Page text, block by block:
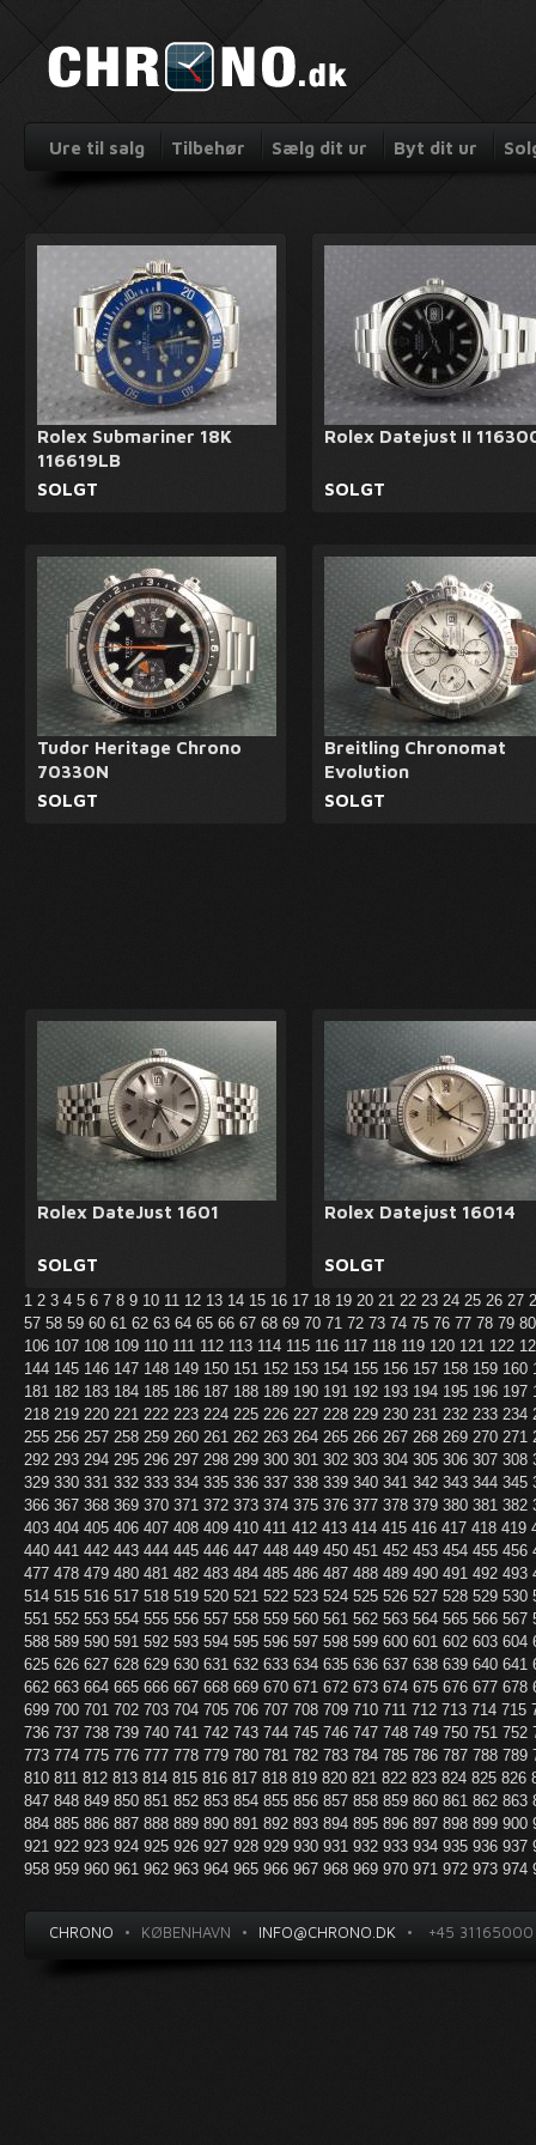
Ure til salg Tilbehør Sælg dit ur Byt dit ur
Rolex Submariner 18K
116619LB
SOLGT
Rolex Datejust II
SOLGT
Tudor Heritage Chrono
70330N
SOLGT
Breitling Chronomat
Evolution
SOLGT
Rolex DateJust 1601
SOLGT
Rolex Datejust 16014
SOLGT
1 2 3 4 5 6 7 8 9 10 11 12 13 14 15 16 17 18 19 20 21 22 23 24 25 26 27
57 58 59 60 61 62 63 64 65 66 67 68 69 70 71 72 73 74 75 76 77 78 79
106 107 108 109 110 111 112 113 114 115 116 117 118 119 120 121 122
144 145 146 147 148 149 150 151 152 153 154 155 156 157 158 159 160
181 182 183 184 185 186 187 188 189 190 191 192 193 194 195 196 197
218 219 220 221 222 223 224 225 226 227 228 229 230 231 232 233 234
255 256 257 258 259 260 261 262 263 264 265 266 267 268 269 270 271
292 293 294 295 296 297 298 299 300 301 302 303 304 305 306 307 308
329 330 331 332 333 334 335 336 337 338 339 340 341 342 343 344 345
366 367 368 369 370 371 372 373 374 375 376 377 378 379 380 381 382
403 404 405 406 407 408 409 410 411 412 413 414 415 416 417 418 419
440 441 442 443 444 445 446 447 448 449 450 451 452 453 454 455 456
477 478 479 480 481 482 483 484 485 486 487 488 489 490 491 492 493
514 515 516 517 518 519 520 521 522 523 524 525 526 527 528 529 530
551 552 553 554 555 556 557 558 559 560 561 562 563 564 565 566 567
588 589 590 591 592 593 594 595 596 597 598 599 600 601 602 603 604
625 626 627 628 629 630 631 632 633 634 635 636 637 638 639 640 641
662 663 664 665 666 667 668 669 670 671 672 673 674 675 676 677 678
699 700 701 702 703 704 705 706 707 708 709 710 711 712 713 714 715
736 737 738 739 740 741 742 743 744 745 746 747 748 749 750 751 752
773 774 775 776 777 778 779 780 781 782 783 784 785 786 787 788 789
810 811 812 813 814 815 816 817 818 819 820 821 822 823 824 825 826
847 848 849 850 851 852 853 854 855 856 857 858 859 860 861 862 863
884 885 886 887 888 889 890 891 892 893 894 895 896 897 898 899 900
921 922 923 924 925 926 927 928 929 930 931 932 933 934 935 936 937
958 959 960 961 962 963 964 965 966 967 968 969 970 971 972 973 974
CHRONO • KØBENHAVN • INFO@CHRONO.DK • +45 31165000